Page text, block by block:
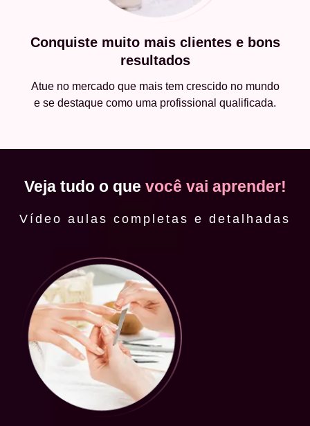
Conquiste muito mais clientes e bons
resultados
Atue no mercado que mais tem crescido no mundo
e se destaque como uma profissional qualificada.
Veja tudo o que você vai aprender!
Vídeo aulas completas e detalhadas